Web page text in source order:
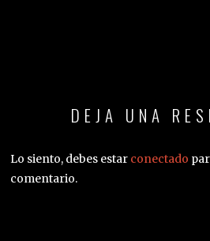
DEJA UNA
Lo siento, debes estar conectado
comentario.